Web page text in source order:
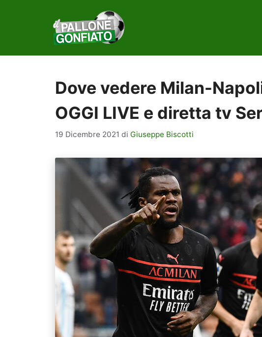
Dove vedere Milan-
OGGI LIVE e diretta tv
19 Dicembre 2021 di Giuseppe Biscotti